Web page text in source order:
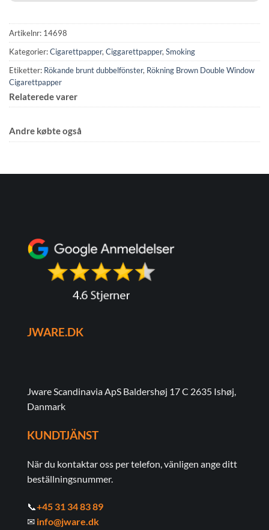
Artikelnr: 14698
Kategorier:Cigarettpapper, Ciggarettpapper, Smoking
Etiketter: Rökande brunt dubbelfönster, Rökning Brown Double Window
Cigarettpapper
Relaterede varer
Andre købte også
JWARE.DK
Jware Scandinavia ApS Baldershøj 17 C 2635 Ishøj,
Danmark
KUNDTJÄNST
När du kontaktar oss per telefon, vänligen ange ditt
beställningsnummer.
📞+45 31 34 83 89
✉ info@jware.dk